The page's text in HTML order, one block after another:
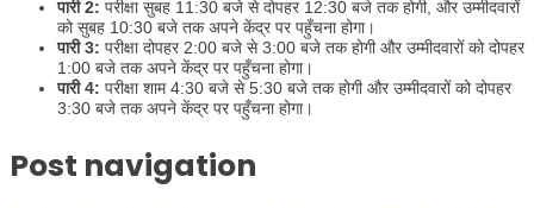
पारी 2: परीक्षा सुबह 11:30 बजे से दोपहर 12:30 बजे तक होगी, और उम्मीदवारों
को सुबह 10:30 बजे तक अपने केंद्र पर पहुँचना होगा।
पारी 3: परीक्षा दोपहर 2:00 बजे से 3:00 बजे तक होगी और उम्मीदवारों को दोपहर
1:00 बजे तक अपने केंद्र पर पहुँचना होगा।
पारी 4: परीक्षा शाम 4:30 बजे से 5:30 बजे तक होगी और उम्मीदवारों को दोपहर
3:30 बजे तक अपने केंद्र पर पहुँचना होगा।
Post navigation